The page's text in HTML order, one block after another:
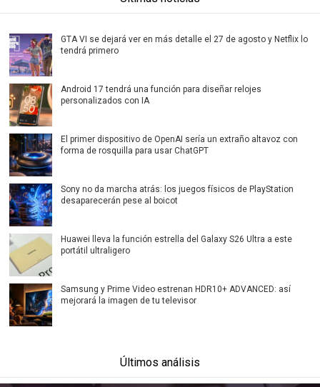
GTA VI se dejará ver en más detalle el 27 de agosto y Netflix lo
tendrá primero
Android 17 tendrá una función para diseñar relojes
personalizados con IA
El primer dispositivo de OpenAI sería un extraño altavoz con
forma de rosquilla para usar ChatGPT
Sony no da marcha atrás: los juegos físicos de PlayStation
desaparecerán pese al boicot
Huawei lleva la función estrella del Galaxy S26 Ultra a este
portátil ultraligero
Samsung y Prime Video estrenan HDR10+ ADVANCED: así
mejorará la imagen de tu televisor
Últimos análisis